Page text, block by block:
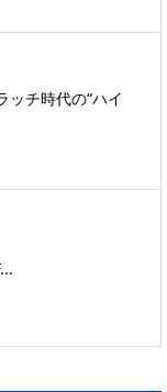
ッチ時代の“ハイ